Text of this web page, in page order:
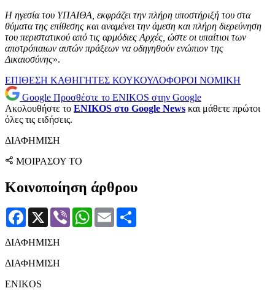
Η ηγεσία του ΥΠΑΙΘΑ, εκφράζει την πλήρη υποστήριξή του στα
θύματα της επίθεσης και αναμένει την άμεση και πλήρη διερεύνηση
του περιστατικού από τις αρμόδιες Αρχές, ώστε οι υπαίτιοι των
αποτρόπαιων αυτών πράξεων να οδηγηθούν ενώπιον της
Δικαιοσύνης».
ΕΠΙΘΕΣΗ ΚΑΘΗΓΗΤΕΣ ΚΟΥΚΟΥΛΟΦΟΡΟΙ ΝΟΜΙΚΗ
Google Προσθέστε το ENIKOS στην Google
Ακολουθήστε το ENIKOS στο Google News και μάθετε πρώτοι
όλες τις ειδήσεις.
ΔΙΑΦΗΜΙΣΗ
ΜΟΙΡΑΣΟΥ ΤΟ
Κοινοποίηση άρθρου
Facebook
X Viber WhatsApp
Email
ΔΙΑΦΗΜΙΣΗ
ΔΙΑΦΗΜΙΣΗ
ENIKOS